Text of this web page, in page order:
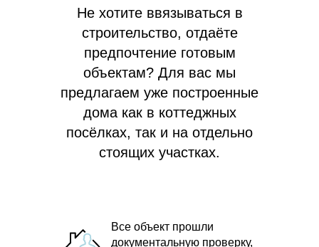
Не хотите ввязываться в
строительство, отдаёте
предпочтение готовым
объектам? Для вас мы
предлагаем уже построенные
дома как в коттеджных
посёлках, так и на отдельно
стоящих участках.
Все объект прошли
документальную проверку,